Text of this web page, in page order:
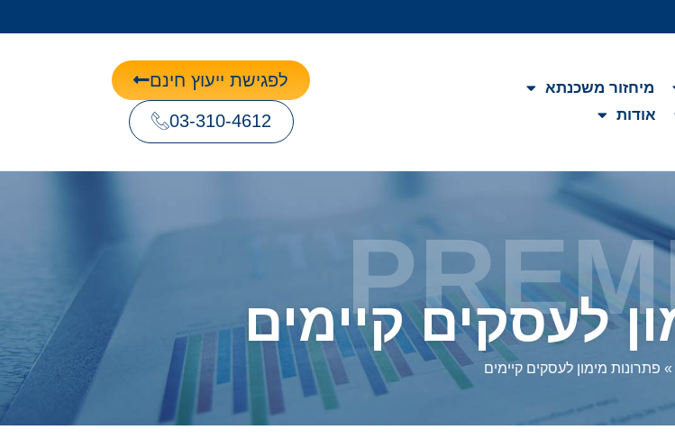
מיחזור משכנתא
אודות
לפגישת ייעוץ חינם
03-310-4612
לעסקים קיימים
» פתרונות מימון לעסקים קיימים